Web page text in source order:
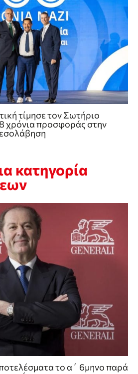
τίμησε τον Σωτήριο
χρόνια προσφοράς στην
κατηγορία
το α΄ 6μηνο παρά